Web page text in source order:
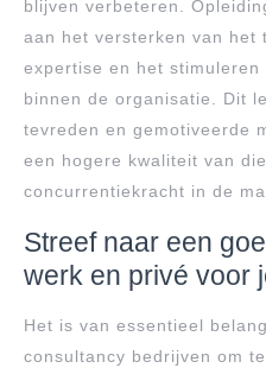
blijven verbeteren.
aan het versterken van het
expertise en het
binnen de organisatie. Dit
tevreden en gemotiveerde
een hogere kwaliteit van
concurrentiekracht in de
Streef naar een
werk en privé voor
Het is van essentieel
consultancy bedrijven om